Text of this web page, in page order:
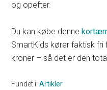
og opefter.
Du kan købe denne
SmartKids kører faktisk
kroner – så det er den
Fundet i:Artikler